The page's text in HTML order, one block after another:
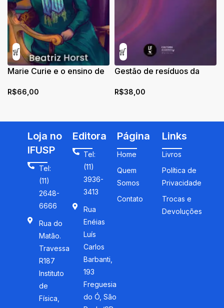
Marie Curie e o ensino de
R$66,00
Gestão de resíduos da
enfoque ciência,
R$38,00
Loja no
IFUSP
Tel:
(11)
2648-
6666
Rua do
Matão.
Travessa
R187
Instituto
de
Física,
Editora
Tel:
(11)
3936-
3413
Rua
Enéias
Luís
Carlos
Barbanti,
193
Freguesia
do Ó, São
Página
Home
Quem
Somos
Contato
Links
Livros
Política de
Privacidade
Trocas e
Devoluções